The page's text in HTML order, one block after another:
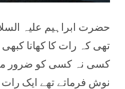
حضرت ابراہیم علیہ
تھی کہ رات کا کھانا کبھی
کسی نہ کسی کو ضرور
نوش فرماتے تھے ایک